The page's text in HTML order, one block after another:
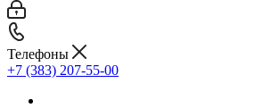
Телефоны
+7 (383) 207-55-00